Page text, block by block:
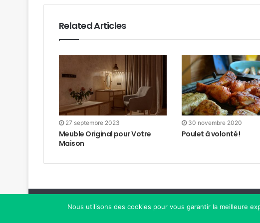
Related Articles
27 septembre 2023
Meuble Original pour Votre
Maison
30 novembre 2020
Poulet à volonté !
© 2017-2026. Création de Lisa. Tous droits réservés.
Nous utilisons des cookies pour vous garantir la meilleure